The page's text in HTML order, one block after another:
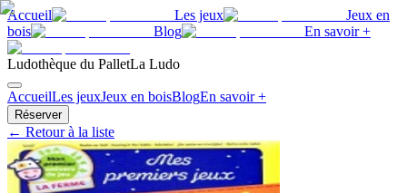
Accueil Les jeux
Jeux en
bois
Blog En savoir +
Ludothèque du PalletLa Ludo
AccueilLes jeuxJeux en boisBlogEn savoir +
Réserver
← Retour à la liste